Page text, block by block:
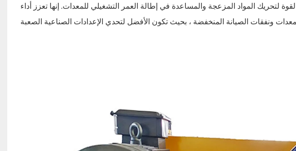
لتحريك المواد المزعجة والمساعدة في إطالة العمر التشغيلي للمعدات. إنها تعزز أداء